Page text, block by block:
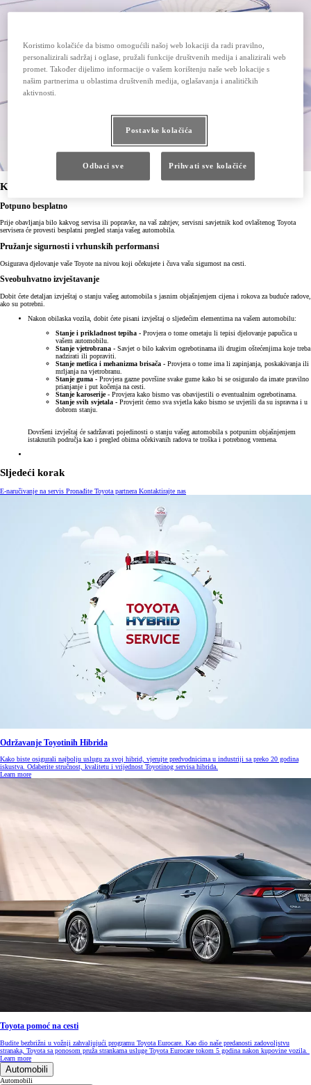
Kontrolni pregled vozila
Potpuno besplatno
Prije obavljanja bilo kakvog servisa ili popravke, na vaš zahtjev, servisni savjetnik kod ovlaštenog Toyota
servisera će provesti besplatni pregled stanja vašeg automobila.
Pružanje sigurnosti i vrhunskih performansi
Osigurava djelovanje vaše Toyote na nivou koji očekujete i čuva vašu sigurnost na cesti.
Sveobuhvatno izvještavanje
Dobit ćete detaljan izvještaj o stanju vašeg automobila s jasnim objašnjenjem cijena i rokova za buduće radove,
ako su potrebni.
Nakon obilaska vozila, dobit ćete pisani izvještaj o sljedećim elementima na vašem automobilu:
Stanje i prikladnost tepiha - Provjera o tome ometaju li tepisi djelovanje papučica u
vašem automobilu.
Stanje vjetrobrana - Savjet o bilo kakvim ogrebotinama ili drugim oštećenjima koje treba
nadzirati ili popraviti.
Stanje metlica i mehanizma brisača - Provjera o tome ima li zapinjanja, poskakivanja ili
mrljanja na vjetrobranu.
Stanje guma - Provjera gazne površine svake gume kako bi se osiguralo da imate pravilno
prianjanje i put kočenja na cesti.
Stanje karoserije - Provjera kako bismo vas obavijestili o eventualnim ogrebotinama.
Stanje svih svjetala - Provjerit ćemo sva svjetla kako bismo se uvjerili da su ispravna i u
dobrom stanju.
Dovršeni izvještaj će sadržavati pojedinosti o stanju vašeg automobila s potpunim objašnjenjem
istaknutih područja kao i pregled obima očekivanih radova te troška i potrebnog vremena.
Sljedeći korak
E-naručivanje na servis Pronađite Toyota partnera Kontaktirajte nas
Održavanje Toyotinih Hibrida
Kako biste osigurali najbolju uslugu za svoj hibrid, vjerujte predvodnicima u industriji sa preko 20 godina
iskustva. Odaberite stručnost, kvalitetu i vrijednost Toyotinog servisa hibrida.
Learn more
Toyota pomoć na cesti
Budite bezbrižni u vožnji zahvaljujući programu Toyota Eurocare. Kao dio naše predanosti zadovoljstvu
stranaka, Toyota sa ponosom pruža strankama usluge Toyota Eurocare tokom 5 godina nakon kupovine vozila.
Learn more
Automobili
Automobili
Koristimo kolačiće da bismo omogućili našoj web lokaciji da radi pravilno,
personalizirali sadržaj i oglase, pružali funkcije društvenih medija i analizirali web
promet. Također dijelimo informacije o vašem korištenju naše web lokacije s
našim partnerima u oblastima društvenih medija, oglašavanja i analitičkih
aktivnosti.
Postavke kolačića
Odbaci sve Prihvati sve kolačiće